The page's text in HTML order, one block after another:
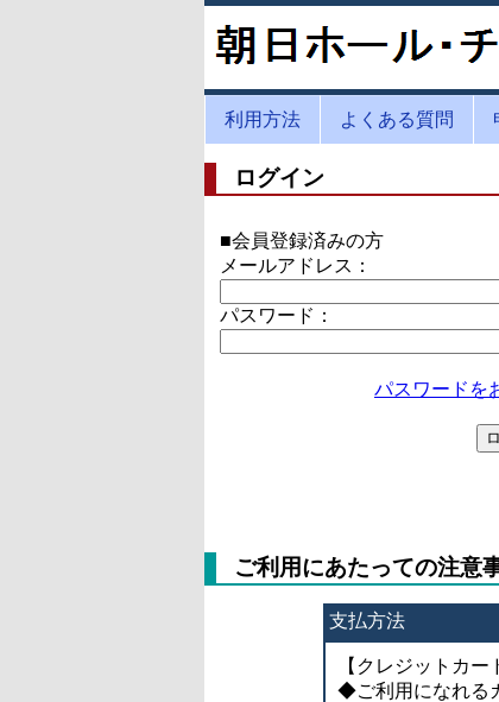
利用方法 よくある質問
ログイン
■会員登録済みの方
メールアドレス：
パスワード：
パスワードを
ご利用にあたっての注意
支払方法
【クレジットカー
◆ご利用になれる